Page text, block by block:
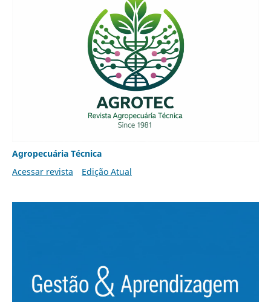
Agropecuária Técnica
Acessar revista
Edição Atual